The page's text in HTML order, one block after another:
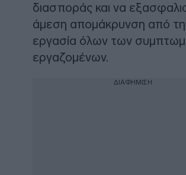
διασποράς και να
άμεση απομάκρυνση από
εργασία όλων των
εργαζομένων.
ΔΙΑΦΗΜΙΣΗ